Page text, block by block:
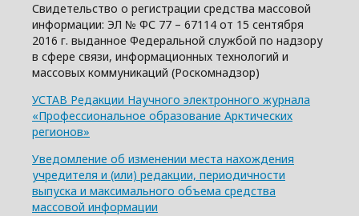
Свидетельство о регистрации средства массовой
информации: ЭЛ № ФС 77 – 67114 от 15 сентября
2016 г. выданное Федеральной службой по надзору
в сфере связи, информационных технологий и
массовых коммуникаций (Роскомнадзор)
УСТАВ Редакции Научного электронного журнала
«Профессиональное образование Арктических
регионов»
Уведомление об изменении места нахождения
учредителя и (или) редакции, периодичности
выпуска и максимального объема средства
массовой информации